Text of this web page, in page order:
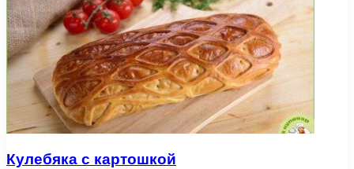
Кулебяка с картошкой